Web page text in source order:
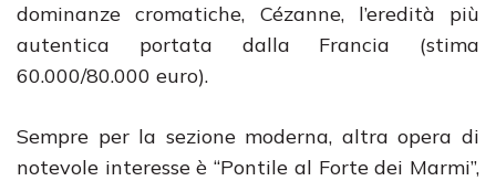
dominanze cromatiche, Cézanne, l’eredità più
autentica portata dalla Francia (stima
60.000/80.000 euro).
Sempre per la sezione moderna, altra opera di
notevole interesse è “Pontile al Forte dei Marmi”,